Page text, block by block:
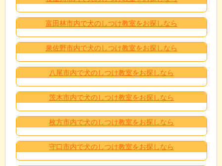
富田林市内で犬のしつけ教室をお探しなら
泉佐野市内で犬のしつけ教室をお探しなら
八尾市内で犬のしつけ教室をお探しなら
茨木市内で犬のしつけ教室をお探しなら
枚方市内で犬のしつけ教室をお探しなら
守口市内で犬のしつけ教室をお探しなら